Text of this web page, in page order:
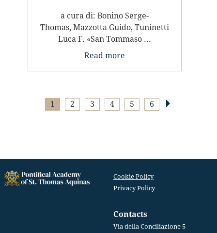
a cura di: Bonino Serge-
Thomas, Mazzotta Guido, Tuninetti
Luca F. «San Tommaso ...
Read more
1 2 3 4 5 6
Cookie Policy
Privacy Policy
Contacts
Via della Conciliazione 5